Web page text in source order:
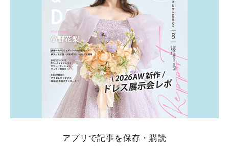
アプリで記事を保存・購読